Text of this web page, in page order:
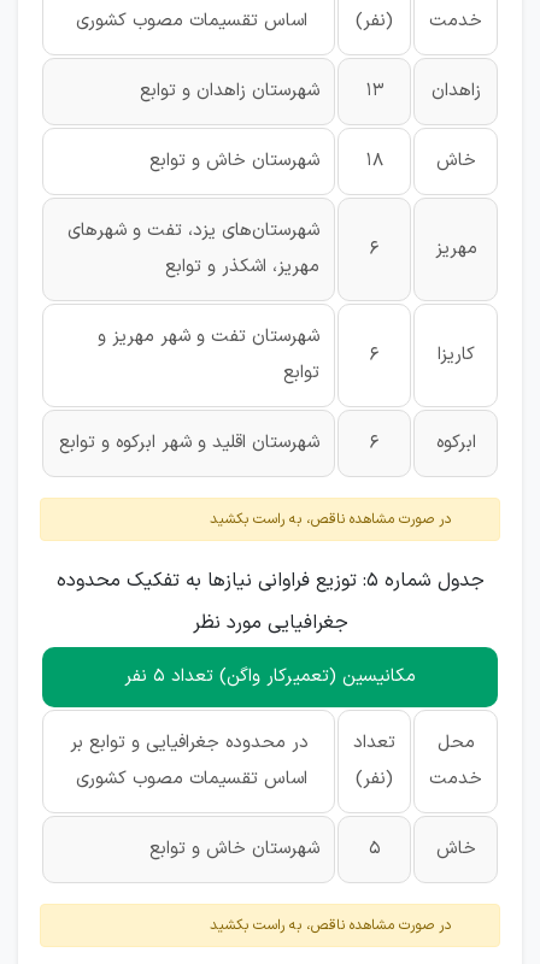
خدمت
(نفر)
اساس تقسیمات مصوب کشوری
زاهدان 13 شهرستان زاهدان و توابع
خاش 18 شهرستان خاش و توابع
مهریز 6
شهرستان‌های یزد، تفت و شهرهای
مهریز، اشکذر و توابع
کاریزا 6
شهرستان تفت و شهر مهریز و
توابع
ابرکوه 6 شهرستان اقلید و شهر ابرکوه و توابع
در صورت مشاهده ناقص، به راست بکشید
جدول شماره 5: توزیع فراوانی نیازها به تفکیک محدوده
جغرافیایی مورد نظر
مکانیسین (تعمیرکار واگن) تعداد 5 نفر
محل
خدمت
تعداد
(نفر)
در محدوده جغرافیایی و توابع بر
اساس تقسیمات مصوب کشوری
خاش 5 شهرستان خاش و توابع
در صورت مشاهده ناقص، به راست بکشید